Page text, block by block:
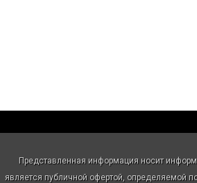
Представленная информация носит
является публичной офертой, определяемой